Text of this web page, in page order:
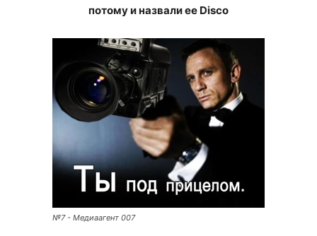
потому и назвали ее Disco
№7 - Медиаагент 007